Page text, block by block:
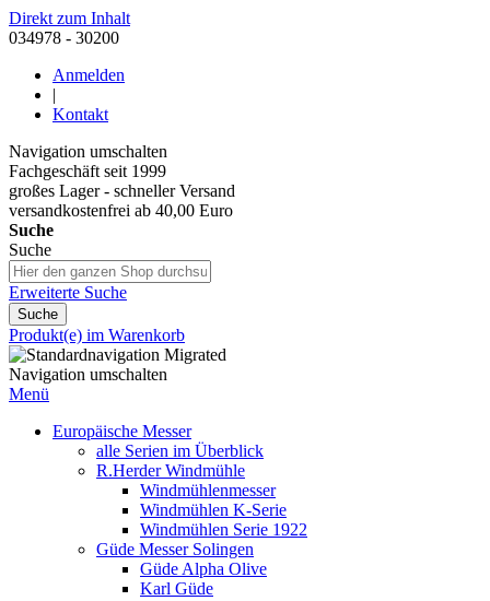
Direkt zum Inhalt
034978 - 30200
Anmelden
|
Kontakt
Navigation umschalten
Fachgeschäft seit 1999
großes Lager - schneller Versand
versandkostenfrei ab 40,00 Euro
Suche
Suche
Erweiterte Suche
Suche
Produkt(e) im Warenkorb
Navigation umschalten
Menü
Europäische Messer
alle Serien im Überblick
R.Herder Windmühle
Windmühlenmesser
Windmühlen K-Serie
Windmühlen Serie 1922
Güde Messer Solingen
Güde Alpha Olive
Karl Güde